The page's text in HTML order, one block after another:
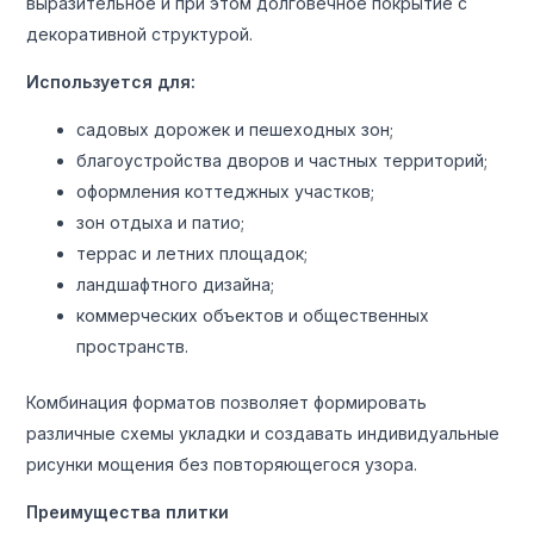
декоративной структурой.
Используется для:
садовых дорожек и пешеходных зон;
благоустройства дворов и частных территорий;
оформления коттеджных участков;
зон отдыха и патио;
террас и летних площадок;
ландшафтного дизайна;
коммерческих объектов и общественных
пространств.
Комбинация форматов позволяет формировать
различные схемы укладки и создавать индивидуальные
рисунки мощения без повторяющегося узора.
Преимущества плитки